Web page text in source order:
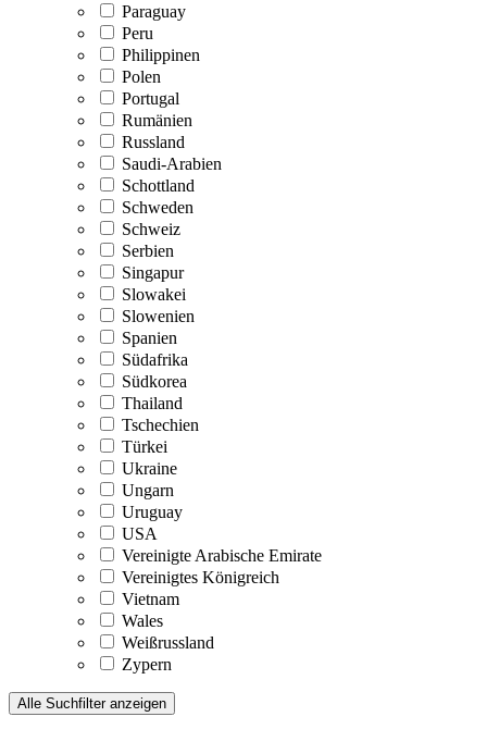
Paraguay
Peru
Philippinen
Polen
Portugal
Rumänien
Russland
Saudi-Arabien
Schottland
Schweden
Schweiz
Serbien
Singapur
Slowakei
Slowenien
Spanien
Südafrika
Südkorea
Thailand
Tschechien
Türkei
Ukraine
Ungarn
Uruguay
USA
Vereinigte Arabische Emirate
Vereinigtes Königreich
Vietnam
Wales
Weißrussland
Zypern
Alle Suchfilter anzeigen